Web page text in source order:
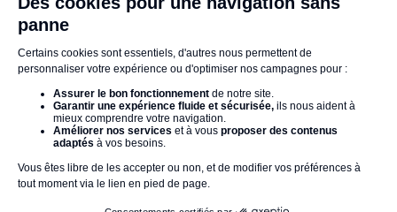
à tous vos besoins, qu'il soit question de petits travaux
de bricolage ou de pièces pour un chantier de
rénovation plus ambitieux.
En résumé,Beauvais et sa banlieue mettent à votre
disposition de nombreuses enseignes locales ou
nationales pour accompagner au mieux vos projets de
rénovation ou de bricolage. En centre-ville ou en
périphérie, que vous soyez novice ou bricoleur confirmé,
il y en aura toujours un pour vous !